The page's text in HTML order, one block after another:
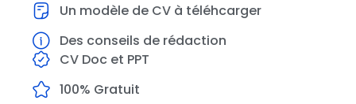
Un modèle de CV à téléhcarger
Des conseils de rédaction
CV Doc et PPT
100% Gratuit